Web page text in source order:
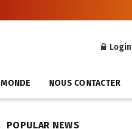
Login
MONDE NOUS CONTACTER
POPULAR NEWS